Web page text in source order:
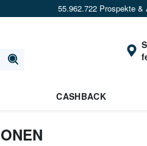
55.962.722 Prospekte &
CASHBACK